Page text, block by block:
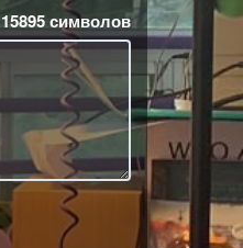
15895символов